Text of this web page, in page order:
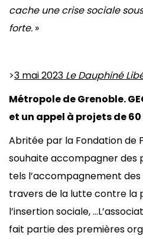
cache une crise sociale
forte. »
>3 mai 2023 Le Dauphiné
Métropole de Grenoble.
et un appel à projets de
Abritée par la Fondation de
souhaite accompagner des
tels l’accompagnement
travers de la lutte contre la
l’insertion sociale,
fait partie des premières